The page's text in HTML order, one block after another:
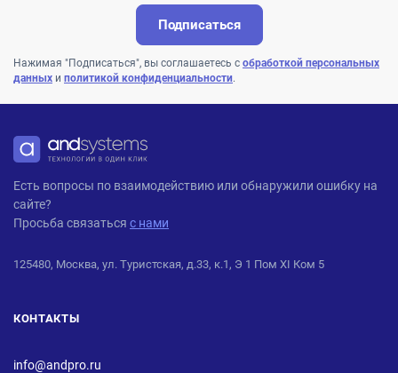
Подписаться
Нажимая "Подписаться", вы соглашаетесь с обработкой персональных
данных и политикой конфиденциальности.
ANDPRO
Есть вопросы по взаимодействию или обнаружили ошибку на
сайте?
Просьба связаться с нами
125480, Москва, ул. Туристская, д.33, к.1, Э 1 Пом XI Ком 5
КОНТАКТЫ
info@andpro.ru